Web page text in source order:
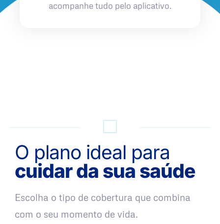
acompanhe tudo pelo aplicativo.
O plano ideal para
cuidar da sua saúde
Escolha o tipo de cobertura que combina
com o seu momento de vida.